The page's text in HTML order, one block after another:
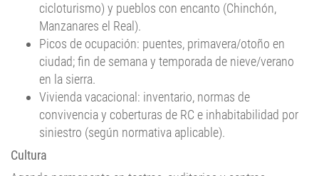
cicloturismo) y pueblos con encanto (Chinchón,
Manzanares el Real).
Picos de ocupación: puentes, primavera/otoño en
ciudad; fin de semana y temporada de nieve/verano
en la sierra.
Vivienda vacacional: inventario, normas de
convivencia y coberturas de RC e inhabitabilidad por
siniestro (según normativa aplicable).
Cultura